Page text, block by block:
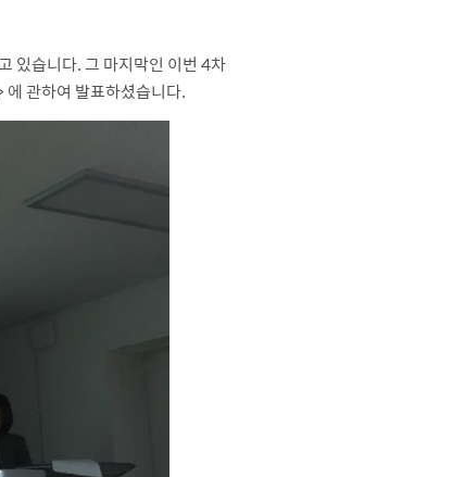
있습니다. 그 마지막인 이번 4차
관하여 발표하셨습니다.